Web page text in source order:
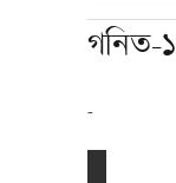
গনিত-১
-